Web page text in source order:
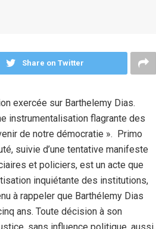
Share on Twitter
exercée sur Barthelemy Dias.
instrumentalisation flagrante des
de notre démocratie ». Primo
suivie d’une tentative manifeste
et policiers, est un acte que
inquiétante des institutions,
à rappeler que Barthélemy Dias
ans. Toute décision à son